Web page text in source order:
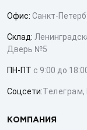
Офис: Санкт-
Склад:
Дверь №5
ПН-ПТ с 9:00 до
Соцсети:Телеграм,
КОМПАНИЯ